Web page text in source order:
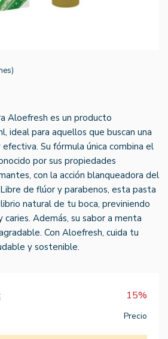
Aloefresh es un producto
ideal para aquellos que buscan una
Su fórmula única combina el
por sus propiedades
con la acción blanqueadora del
de flúor y parabenos, esta pasta
natural de tu boca, previniendo
caries. Además, su sabor a menta
Con Aloefresh, cuida tu
y sostenible.
15%
Precio